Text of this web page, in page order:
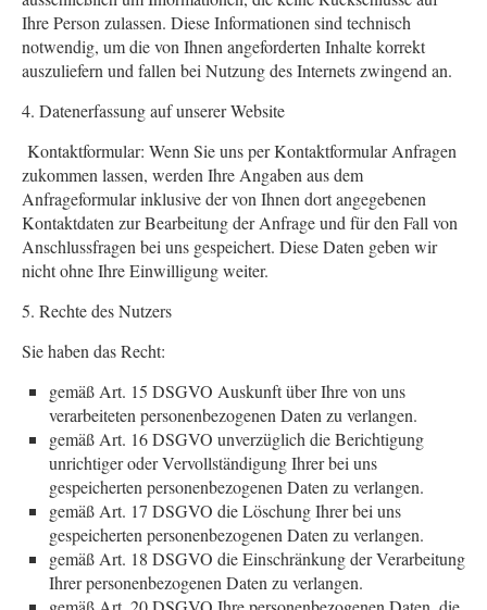
Ihre Person zulassen. Diese Informationen sind technisch
notwendig, um die von Ihnen angeforderten Inhalte korrekt
auszuliefern und fallen bei Nutzung des Internets zwingend an.
4. Datenerfassung auf unserer Website
Kontaktformular: Wenn Sie uns per Kontaktformular Anfragen
zukommen lassen, werden Ihre Angaben aus dem
Anfrageformular inklusive der von Ihnen dort angegebenen
Kontaktdaten zur Bearbeitung der Anfrage und für den Fall von
Anschlussfragen bei uns gespeichert. Diese Daten geben wir
nicht ohne Ihre Einwilligung weiter.
5. Rechte des Nutzers
Sie haben das Recht:
gemäß Art. 15 DSGVO Auskunft über Ihre von uns
verarbeiteten personenbezogenen Daten zu verlangen.
gemäß Art. 16 DSGVO unverzüglich die Berichtigung
unrichtiger oder Vervollständigung Ihrer bei uns
gespeicherten personenbezogenen Daten zu verlangen.
gemäß Art. 17 DSGVO die Löschung Ihrer bei uns
gespeicherten personenbezogenen Daten zu verlangen.
gemäß Art. 18 DSGVO die Einschränkung der Verarbeitung
Ihrer personenbezogenen Daten zu verlangen.